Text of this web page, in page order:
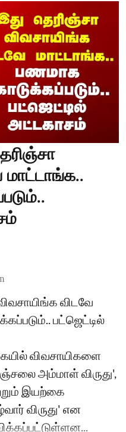
மாட்டாங்க..
விடவே
பட்ஜெட்டில்
விவசாயிகளை
அம்மாள் விருது',
இயற்கை
விருது' என